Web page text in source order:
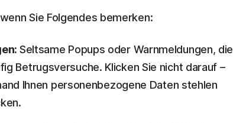
Sie Folgendes bemerken:
Seltsame Popups oder Warnmeldungen, die
Betrugsversuche. Klicken Sie nicht darauf –
Ihnen personenbezogene Daten stehlen